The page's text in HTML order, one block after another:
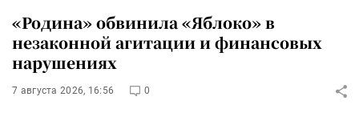
«Родина» обвинила «Яблоко» в
незаконной агитации и финансовых
нарушениях
7 августа 2026, 16:56 0